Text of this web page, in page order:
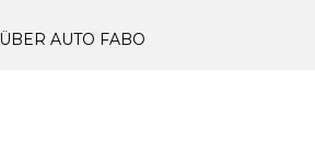
ÜBER AUTO FABO